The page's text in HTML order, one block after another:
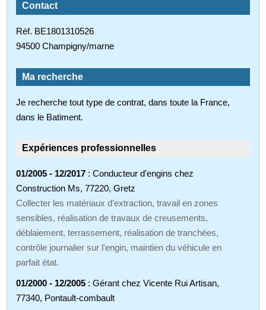
Contact
Réf. BE1801310526
94500 Champigny/marne
Ma recherche
Je recherche tout type de contrat, dans toute la France,
dans le Batiment.
Expériences professionnelles
01/2005 - 12/2017 : Conducteur d’engins chez
Construction Ms, 77220, Gretz
Collecter les matériaux d’extraction, travail en zones
sensibles, réalisation de travaux de creusements,
déblaiement, terrassement, réalisation de tranchées,
contrôle journalier sur l'engin, maintien du véhicule en
parfait état.
01/2000 - 12/2005 : Gérant chez Vicente Rui Artisan,
77340, Pontault-combault